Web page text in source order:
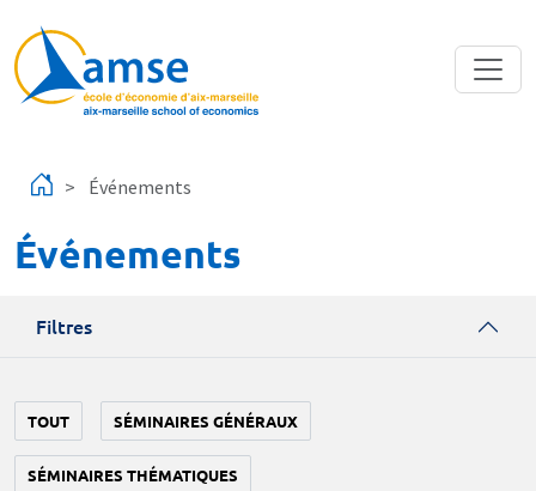
Événements
Événements
Filtres
TOUT SÉMINAIRES GÉNÉRAUX
SÉMINAIRES THÉMATIQUES